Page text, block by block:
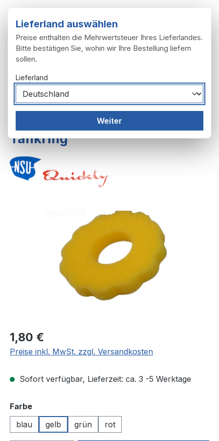
Tank
Tankring
Bildergalerie überspringen
Regulärer Preis:
1,80 €
Preise inkl. MwSt. zzgl. Versandkosten
Sofort verfügbar, Lieferzeit: ca. 3 -5 Werktage
Farbeauswählen
blau
gelb grün rot
Lieferland auswählen
Preise enthalten die Mehrwertsteuer Ihres Lieferlandes.
Bitte bestätigen Sie, wohin wir Ihre Bestellung liefern
sollen.
Lieferland
Weiter